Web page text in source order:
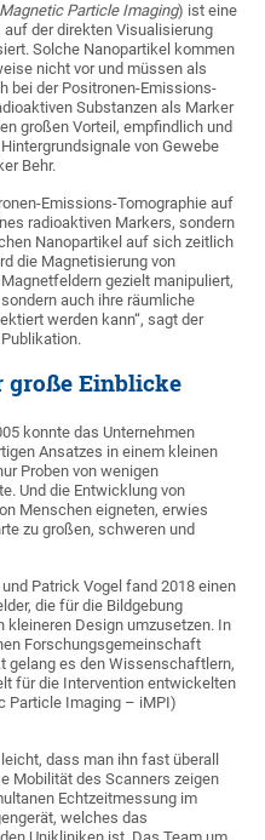
Magnetic Particle Imaging) ist eine
der direkten Visualisierung
Solche Nanopartikel kommen
nicht vor und müssen als
bei der Positronen-Emissions-
Substanzen als Marker
großen Vorteil, empfindlich und
von Gewebe
Behr.
Emissions-Tomographie auf
radioaktiven Markers, sondern
Nanopartikel auf sich zeitlich
die Magnetisierung von
gezielt manipuliert,
auch ihre räumliche
werden kann“, sagt der
große Einblicke
konnte das Unternehmen
Ansatzes in einem kleinen
Proben von wenigen
Und die Entwicklung von
Menschen eigneten, erwies
zu großen, schweren und
Patrick Vogel fand 2018 einen
die für die Bildgebung
Design umzusetzen. In
Forschungsgemeinschaft
gelang es den Wissenschaftlern,
für die Intervention entwickelten
Particle Imaging – iMPI)
dass man ihn fast überall
Mobilität des Scanners zeigen
Echtzeitmessung im
welches das